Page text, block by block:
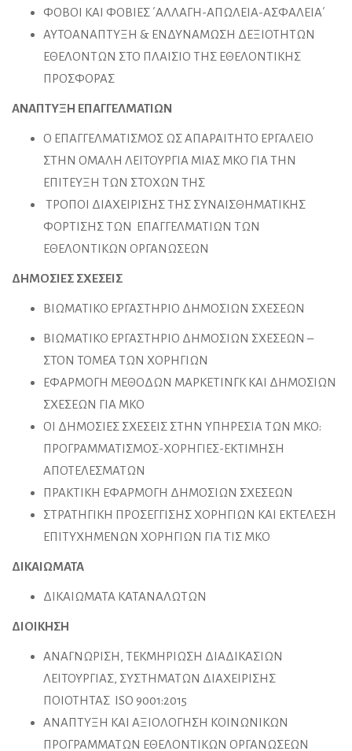
ΦΟΒΟΙ ΚΑΙ ΦΟΒΙΕΣ ΄ΑΛΛΑΓΗ-ΑΠΩΛΕΙΑ-ΑΣΦΑΛΕΙΑ΄
ΑΥΤΟΑΝΑΠΤΥΞΗ & ΕΝΔΥΝΑΜΩΣΗ ΔΕΞΙΟΤΗΤΩΝ
ΕΘΕΛΟΝΤΩΝ ΣΤΟ ΠΛΑΙΣΙΟ ΤΗΣ ΕΘΕΛΟΝΤΙΚΗΣ
ΠΡΟΣΦΟΡΑΣ
ΑΝΑΠΤΥΞΗ ΕΠΑΓΓΕΛΜΑΤΙΩΝ
Ο ΕΠΑΓΓΕΛΜΑΤΙΣΜΟΣ ΩΣ ΑΠΑΡΑΙΤΗΤΟ ΕΡΓΑΛΕΙΟ
ΣΤΗΝ ΟΜΑΛΗ ΛΕΙΤΟΥΡΓΙΑ ΜΙΑΣ ΜΚΟ ΓΙΑ ΤΗΝ
ΕΠΙΤΕΥΞΗ ΤΩΝ ΣΤΟΧΩΝ ΤΗΣ
ΤΡΟΠΟΙ ΔΙΑΧΕΙΡΙΣΗΣ ΤΗΣ ΣΥΝΑΙΣΘΗΜΑΤΙΚΗΣ
ΦΟΡΤΙΣΗΣ ΤΩΝ ΕΠΑΓΓΕΛΜΑΤΙΩΝ ΤΩΝ
ΕΘΕΛΟΝΤΙΚΩΝ ΟΡΓΑΝΩΣΕΩΝ
ΔΗΜΟΣΙΕΣ ΣΧΕΣΕΙΣ
ΒΙΩΜΑΤΙΚΟ ΕΡΓΑΣΤΗΡΙΟ ΔΗΜΟΣΙΩΝ ΣΧΕΣΕΩΝ
ΒΙΩΜΑΤΙΚΟ ΕΡΓΑΣΤΗΡΙΟ ΔΗΜΟΣΙΩΝ ΣΧΕΣΕΩΝ –
ΣΤΟΝ ΤΟΜΕΑ ΤΩΝ ΧΟΡΗΓΙΩΝ
ΕΦΑΡΜΟΓΗ ΜΕΘΟΔΩΝ ΜΑΡΚΕΤΙΝΓΚ ΚΑΙ ΔΗΜΟΣΙΩΝ
ΣΧΕΣΕΩΝ ΓΙΑ ΜΚΟ
ΟΙ ΔΗΜΟΣΙΕΣ ΣΧΕΣΕΙΣ ΣΤΗΝ ΥΠΗΡΕΣΙΑ ΤΩΝ ΜΚΟ:
ΠΡΟΓΡΑΜΜΑΤΙΣΜΟΣ-ΧΟΡΗΓΙΕΣ-ΕΚΤΙΜΗΣΗ
ΑΠΟΤΕΛΕΣΜΑΤΩΝ
ΠΡΑΚΤΙΚΗ ΕΦΑΡΜΟΓΗ ΔΗΜΟΣΙΩΝ ΣΧΕΣΕΩΝ
ΣΤΡΑΤΗΓΙΚΗ ΠΡΟΣΕΓΓΙΣΗΣ ΧΟΡΗΓΙΩΝ ΚΑΙ ΕΚΤΕΛΕΣΗ
ΕΠΙΤΥΧΗΜΕΝΩΝ ΧΟΡΗΓΙΩΝ ΓΙΑ ΤΙΣ ΜΚΟ
ΔΙΚΑΙΩΜΑΤΑ
ΔΙΚΑΙΩΜΑΤΑ ΚΑΤΑΝΑΛΩΤΩΝ
ΔΙΟΙΚΗΣΗ
ΑΝΑΓΝΩΡΙΣΗ, ΤΕΚΜΗΡΙΩΣΗ ΔΙΑΔΙΚΑΣΙΩΝ
ΛΕΙΤΟΥΡΓΙΑΣ, ΣΥΣΤΗΜΑΤΩΝ ΔΙΑΧΕΙΡΙΣΗΣ
ΠΟΙΟΤΗΤΑΣ ISO 9001:2015
ΑΝΑΠΤΥΞΗ ΚΑΙ ΑΞΙΟΛΟΓΗΣΗ ΚΟΙΝΩΝΙΚΩΝ
ΠΡΟΓΡΑΜΜΑΤΩΝ ΕΘΕΛΟΝΤΙΚΩΝ ΟΡΓΑΝΩΣΕΩΝ